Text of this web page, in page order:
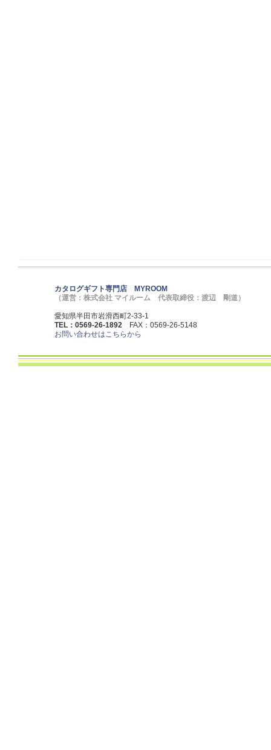
カタログギフト専門店 MYROOM
（運営：株式会社 マイルーム 代表取締役：渡辺 剛道）
愛知県半田市岩滑西町2-33-1
TEL：0569-26-1892 FAX：0569-26-5148
お問い合わせはこちらから